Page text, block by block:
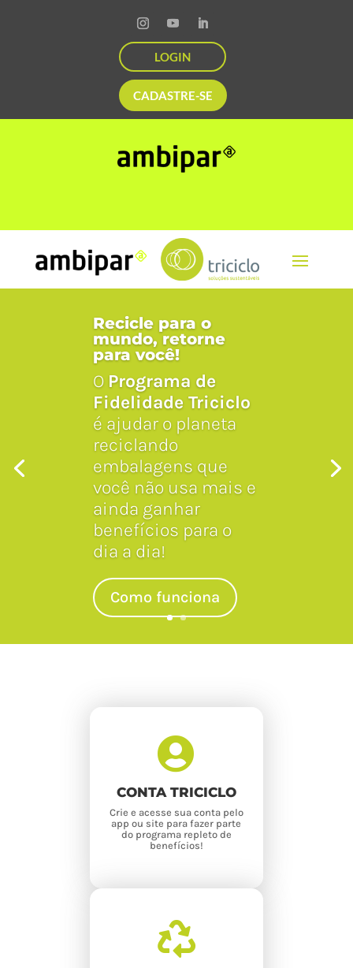
LOGIN
CADASTRE-SE
Recicle para o
mundo, retorne
para você!
O Programa de
Fidelidade Triciclo
é ajudar o planeta
reciclando
embalagens que
você não usa mais e
ainda ganhar
benefícios para o
dia a dia!
Como funciona

CONTA TRICICLO
Crie e acesse sua conta pelo
app ou site para fazer parte
do programa repleto de
benefícios!
Comece já a fazer parte do
Criar conta


MAPA